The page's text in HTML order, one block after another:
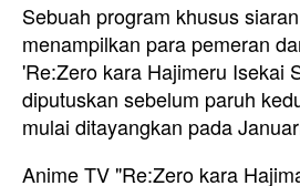
Sebuah program khusus
menampilkan para pemeran
'Re:Zero kara Hajimeru Isekai
diputuskan sebelum paruh
mulai ditayangkan pada
Anime TV "Re:Zero kara